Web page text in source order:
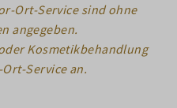
Ort-Service sind ohne
angegeben.
Kosmetikbehandlung
Service an.